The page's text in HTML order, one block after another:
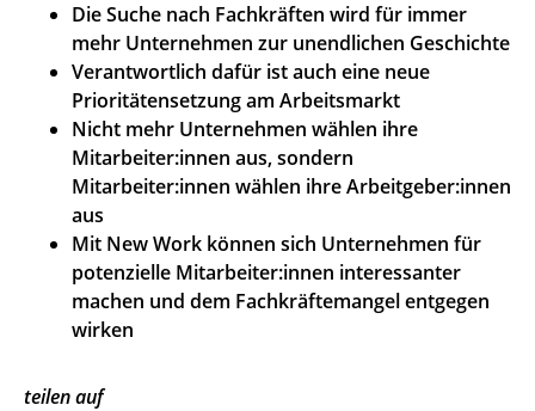
Die Suche nach Fachkräften wird für immer
mehr Unternehmen zur unendlichen Geschichte
Verantwortlich dafür ist auch eine neue
Prioritätensetzung am Arbeitsmarkt
Nicht mehr Unternehmen wählen ihre
Mitarbeiter:innen aus, sondern
Mitarbeiter:innen wählen ihre Arbeitgeber:innen
aus
Mit New Work können sich Unternehmen für
potenzielle Mitarbeiter:innen interessanter
machen und dem Fachkräftemangel entgegen
wirken
teilen auf